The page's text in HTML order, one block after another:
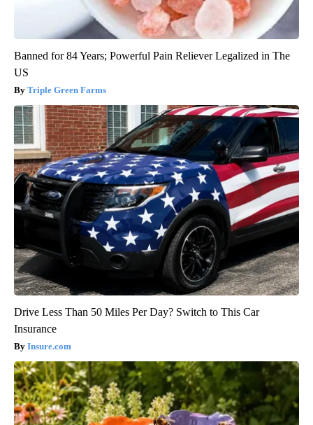
Banned for 84 Years; Powerful Pain Reliever Legalized in The
US
Triple Green Farms
Drive Less Than 50 Miles Per Day? Switch to This Car
Insurance
Insure.com